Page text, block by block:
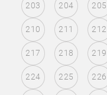
203 204 205
210 211 212
217 218 219
224 225 226